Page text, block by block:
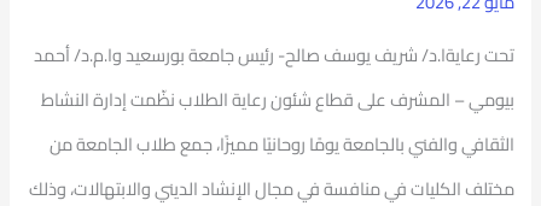
تحت رعايةا.د/ شريف يوسف صالح- رئيس جامعة بورسعيد وا.م.د/ أحمد
بيومي – المشرف على قطاع شئون رعاية الطلاب نظّمت إدارة النشاط
الثقافي والفني بالجامعة يومًا روحانيًا مميزًا، جمع طلاب الجامعة من
مختلف الكليات في منافسة في مجال الإنشاد الديني والابتهالات، وذلك